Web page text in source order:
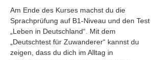
Am Ende des Kurses machst du die
Sprachprüfung auf B1-Niveau und den Test
„Leben in Deutschland“. Mit dem
„Deutschtest für Zuwanderer“ kannst du
zeigen, dass du dich im Alltag in